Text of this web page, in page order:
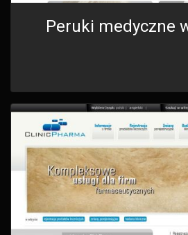
Peruki medyczne